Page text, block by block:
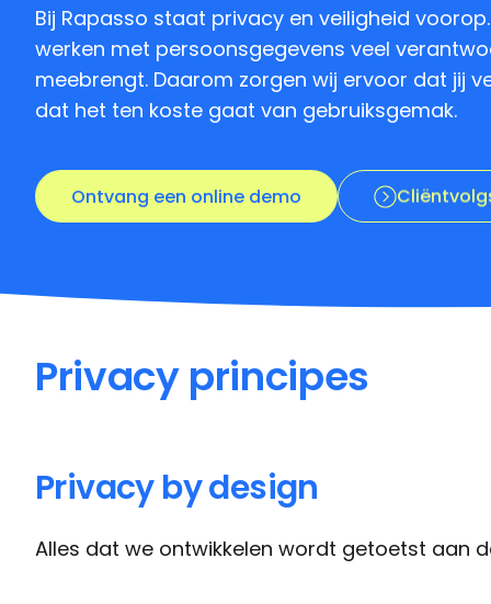
Bij Rapasso staat privacy en veiligheid
werken met persoonsgegevens veel
meebrengt. Daarom zorgen wij ervoor dat jij
dat het ten koste gaat van gebruiksgemak.
Privacy principes
Privacy by design
Alles dat we ontwikkelen wordt getoetst aan